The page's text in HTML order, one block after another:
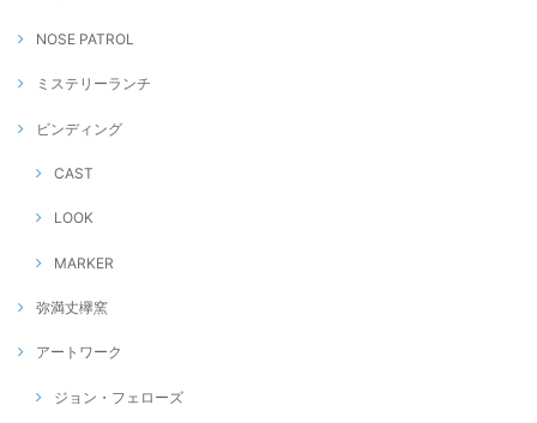
NOSE PATROL
ミステリーランチ
ビンディング
CAST
LOOK
MARKER
弥満丈欅窯
アートワーク
ジョン・フェローズ